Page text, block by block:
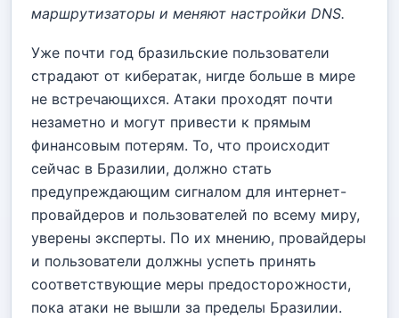
маршрутизаторы и меняют настройки DNS.
Уже почти год бразильские пользователи
страдают от кибератак, нигде больше в мире
не встречающихся. Атаки проходят почти
незаметно и могут привести к прямым
финансовым потерям. То, что происходит
сейчас в Бразилии, должно стать
предупреждающим сигналом для интернет-
провайдеров и пользователей по всему миру,
уверены эксперты. По их мнению, провайдеры
и пользователи должны успеть принять
соответствующие меры предосторожности,
пока атаки не вышли за пределы Бразилии.